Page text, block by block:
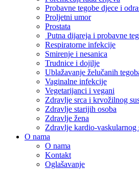
Probavne tegobe djece i
Proljetni umor
Prostata
Putna dijareja i probavne
Respiratorne infekcije
Smirenje i nesanica
Trudnice i dojilje
Ublažavanje želučanih
Vaginalne infekcije
Vegetarijanci i vegani
Zdravlje srca i krvožilnog
Zdravlje starijih osoba
Zdravlje žena
Zdravlje kardio-vaskularnog
O nama
O nama
Kontakt
Oglašavanje